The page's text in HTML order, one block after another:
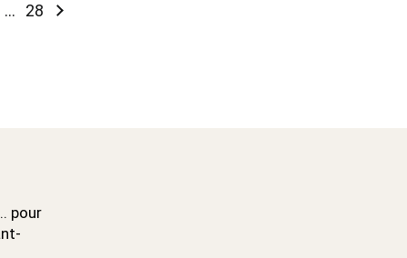
reading page
... Page
28 Page
Suivant
pour